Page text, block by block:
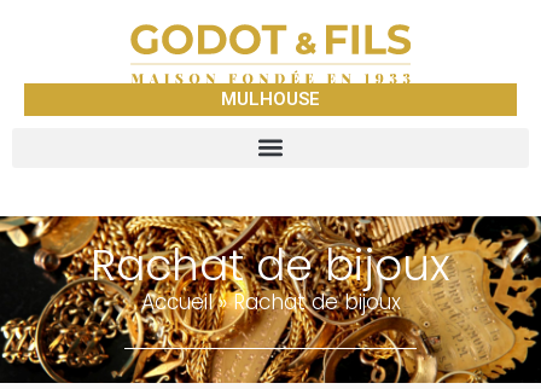
MULHOUSE
Rachat de bijoux
Accueil»Rachat de bijoux